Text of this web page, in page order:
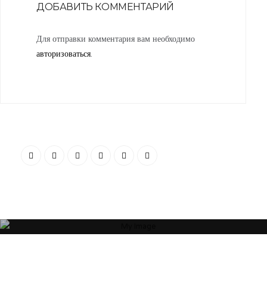
ДОБАВИТЬ КОММЕНТАРИЙ
Для отправки комментария вам необходимо
авторизоваться.
состояние зависят от пространства, которое Вас окружает. Своей